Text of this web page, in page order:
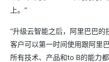
上。”
“升级云智能之后，阿里巴巴的
客户可以第一时间使用跟阿里
所有技术、产品和to B的能力